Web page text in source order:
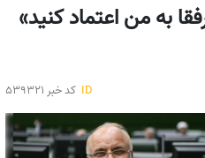
به من اعتماد کنید»
ID کد خبر 539321